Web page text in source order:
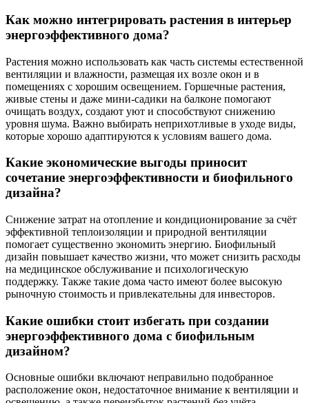
Как можно интегрировать растения в интерьер
энергоэффективного дома?
Растения можно использовать как часть системы естественной
вентиляции и влажности, размещая их возле окон и в
помещениях с хорошим освещением. Горшечные растения,
живые стены и даже мини-садики на балконе помогают
очищать воздух, создают уют и способствуют снижению
уровня шума. Важно выбирать неприхотливые в уходе виды,
которые хорошо адаптируются к условиям вашего дома.
Какие экономические выгоды приносит
сочетание энергоэффективности и биофильного
дизайна?
Снижение затрат на отопление и кондиционирование за счёт
эффективной теплоизоляции и природной вентиляции
помогает существенно экономить энергию. Биофильный
дизайн повышает качество жизни, что может снизить расходы
на медицинское обслуживание и психологическую
поддержку. Также такие дома часто имеют более высокую
рыночную стоимость и привлекательны для инвесторов.
Какие ошибки стоит избегать при создании
энергоэффективного дома с биофильным
дизайном?
Основные ошибки включают неправильно подобранное
расположение окон, недостаточное внимание к вентиляции и